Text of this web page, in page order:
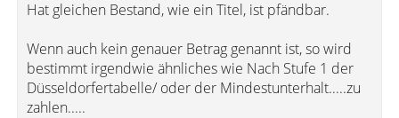
Hat gleichen Bestand, wie ein Titel, ist pfändbar.
Wenn auch kein genauer Betrag genannt ist, so wird
bestimmt irgendwie ähnliches wie Nach Stufe 1 der
Düsseldorfertabelle/ oder der Mindestunterhalt.....zu
zahlen.....